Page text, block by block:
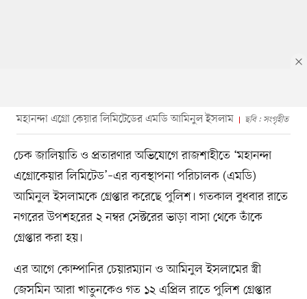
মহানন্দা এগ্রো কেয়ার লিমিটেডের এমডি আমিনুল ইসলাম ছবি : সংগৃহীত
চেক জালিয়াতি ও প্রতারণার অভিযোগে রাজশাহীতে ‘মহানন্দা
এগ্রোকেয়ার লিমিটেড’–এর ব্যবস্থাপনা পরিচালক (এমডি)
আমিনুল ইসলামকে গ্রেপ্তার করেছে পুলিশ। গতকাল বুধবার রাতে
নগরের উপশহরের ২ নম্বর সেক্টরের ভাড়া বাসা থেকে তাঁকে
গ্রেপ্তার করা হয়।
এর আগে কোম্পানির চেয়ারম্যান ও আমিনুল ইসলামের স্ত্রী
জেসমিন আরা খাতুনকেও গত ১২ এপ্রিল রাতে পুলিশ গ্রেপ্তার